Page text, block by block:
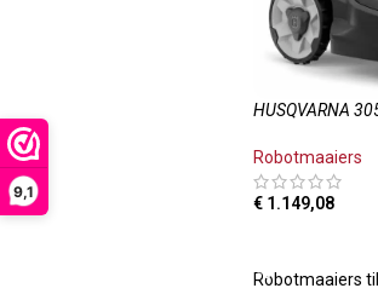
9,1
HUSQVARNA
Robotmaaiers
€1.149,08
Robotmaaiers